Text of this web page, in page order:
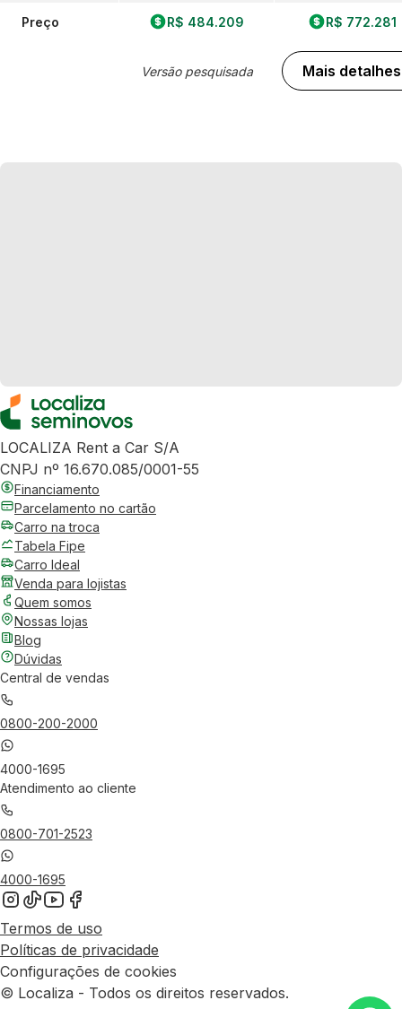
Preço R$ 484.209
Versão pesquisada
R$ 772.281
Mais detalhes
LOCALIZA Rent a Car S/A
CNPJ nº 16.670.085/0001-55
Financiamento
Parcelamento no cartão
Carro na troca
Tabela Fipe
Carro Ideal
Venda para lojistas
Quem somos
Nossas lojas
Blog
Dúvidas
Central de vendas
0800-200-2000
4000-1695
Atendimento ao cliente
0800-701-2523
4000-1695
Termos de uso
Políticas de privacidade
Configurações de cookies
© Localiza - Todos os direitos reservados.